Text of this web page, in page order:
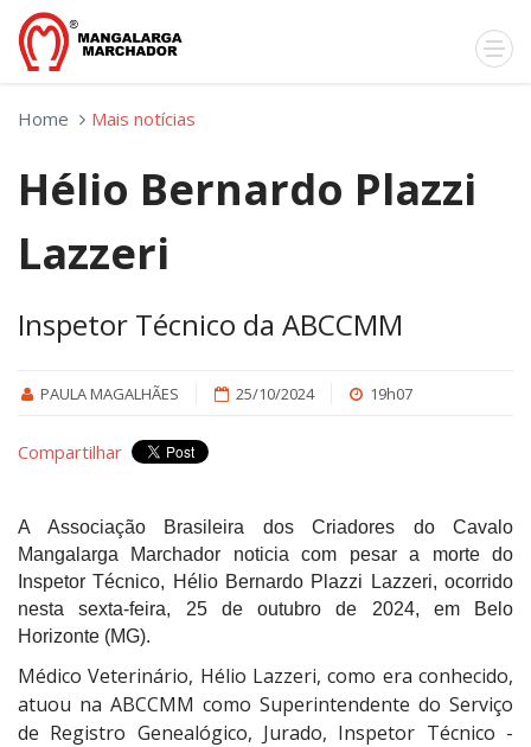
Home Mais notícias
Hélio Bernardo Plazzi
Lazzeri
Inspetor Técnico da ABCCMM
PAULA MAGALHÃES 25/10/2024 19h07
Compartilhar
A Associação Brasileira dos Criadores do Cavalo
Mangalarga Marchador noticia com pesar a morte do
Inspetor Técnico, Hélio Bernardo Plazzi Lazzeri, ocorrido
nesta sexta-feira, 25 de outubro de 2024, em Belo
Horizonte (MG).
Médico Veterinário, Hélio Lazzeri, como era conhecido,
atuou na ABCCMM como Superintendente do Serviço
de Registro Genealógico, Jurado, Inspetor Técnico -